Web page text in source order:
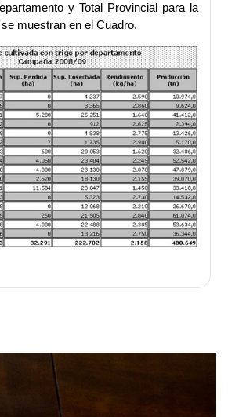
y Total Provincial para la
muestran en el Cuadro.